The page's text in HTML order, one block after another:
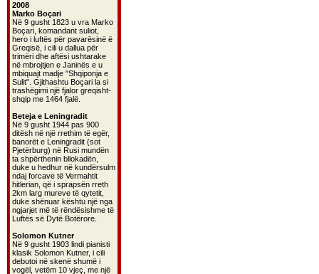
2008
Marko Boçari
Në 9 gusht 1823 u vra Marko
Boçari, komandant suliot,
hero i luftës për pavarësinë ë
Greqisë, i cili u dallua për
trimëri dhe aftësi ushtarake
në mbrojtjen e Janinës e u
mbiquajt madje "Shqiponja e
Sulit". Gjithashtu Boçari la si
trashëgimi një fjalor greqisht-
shqip me 1464 fjalë.
Beteja e Leningradit
Në 9 gusht 1944 pas 900
ditësh në një rrethim të egër,
banorët e Leningradit (sot
Pjetërburg) në Rusi mundën
ta shpërthenin bllokadën,
duke u hedhur në kundërsulm
ndaj forcave të Vermahtit
hitlerian, që i sprapsën rreth
2km larg mureve të qytetit,
duke shënuar kështu një nga
ngjarjet më të rëndësishme të
Luftës së Dytë Botërore.
Solomon Kutner
Në 9 gusht 1903 lindi pianisti
klasik Solomon Kutner, i cili
debutoi në skenë shumë i
vogël, vetëm 10 vjeç, me një